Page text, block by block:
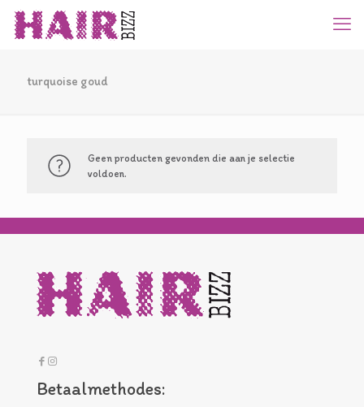
turquoise goud
Geen producten gevonden die aan je selectie
voldoen.
Betaalmethodes: